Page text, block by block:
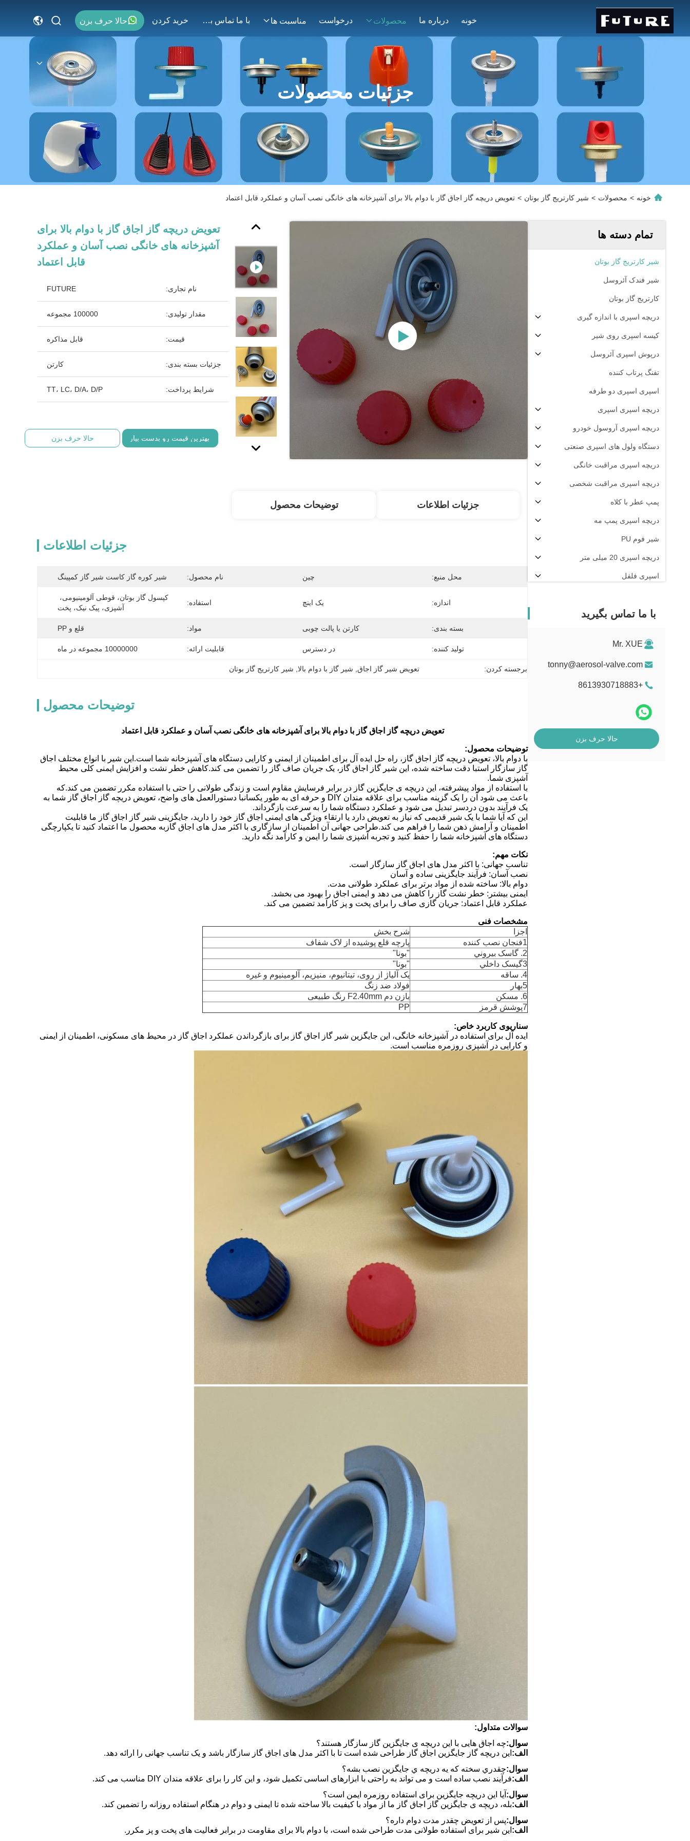
خونه درباره ما محصولات درخواست مناسبت ها با ما تماس بگیرید خريد كردن حالا حرف بزن
جزئیات محصولات
خونه > محصولات > شیر کارتریج گاز بوتان > تعویض دریچه گاز اجاق گاز با دوام بالا برای آشپزخانه های خانگی نصب آسان و عملکرد قابل اعتماد
تمام دسته ها
شیر کارتریج گاز بوتان
شیر فندک آئروسل
کارتریج گاز بوتان
دریچه اسپری با اندازه گیری
کیسه اسپری روی شیر
درپوش اسپری آئروسل
تفنگ پرتاب کننده
اسپری اسپری دو طرفه
دریچه اسپری اسپری
دریچه اسپری آروسول خودرو
دستگاه ولول های اسپری صنعتی
دریچه اسپری مراقبت خانگی
دریچه اسپری مراقبت شخصی
پمپ عطر با کلاه
دریچه اسپری پمپ مه
شیر فوم PU
دریچه اسپری 20 میلی متر
اسپری فلفل
با ما تماس بگیرید
Mr. XUE
tonny@aerosol-valve.com
+8613930718883
حالا حرف بزن
تعویض دریچه گاز اجاق گاز با دوام بالا برای
آشپزخانه های خانگی نصب آسان و عملکرد
قابل اعتماد
نام تجاری: FUTURE
مقدار تولیدی: 100000 مجموعه
قیمت: قابل مذاکره
جزئیات بسته بندی: کارتن
شرایط پرداخت: TT، LC، D/A، D/P
بهترین قیمت رو بدست بیار حالا حرف بزن
جزئیات اطلاعات توضیحات محصول
جزئیات اطلاعات
محل منبع: چین نام محصول: شیر کوره گاز کاست شیر ​​گاز کمپینگ
اندازه: یک اینچ استفاده:
آشپزی، پیک نیک، پخت
بسته بندی: کارتن یا پالت چوبی مواد: قلع و PP
تولید کننده: در دسترس قابلیت ارائه: 10000000 مجموعه در ماه
برجسته کردن: تعویض شیر گاز اجاق شیر گاز با دوام بالا شیر کارتریج گاز بوتان
توضیحات محصول
تعویض دریچه گاز اجاق گاز با دوام بالا برای آشپزخانه های خانگی نصب آسان و عملکرد قابل اعتماد
توضیحات محصول:
با دوام بالا، تعویض دریچه گاز اجاق گاز، راه حل ایده آل برای اطمینان از ایمنی و کارایی دستگاه های آشپزخانه شما است.این شیر با انواع مختلف اجاق
گاز سازگار استبا دقت ساخته شده، این شیر گاز اجاق گاز، یک جریان صاف گاز را تضمین می کند.کاهش خطر نشت و افزایش ایمنی کلی محیط
آشپزی شما.
با استفاده از مواد پیشرفته، این دریچه ی جایگزین گاز در برابر فرسایش مقاوم است و زندگی طولانی را حتی با استفاده مکرر تضمین می کند.که
باعث می شود آن را یک گزینه مناسب برای علاقه مندان DIY و حرفه ای به طور یکسانبا دستورالعمل های واضح، تعویض دریچه گاز اجاق گاز شما به
یک فرآیند بدون دردسر تبدیل می شود و عملکرد دستگاه شما را به سرعت بازگرداند.
این که آیا شما با یک شیر قدیمی که نیاز به تعویض دارد یا ارتقاء ویژگی های ایمنی اجاق گاز خود را دارید، جایگزینی شیر گاز اجاق گاز ما قابلیت
اطمینان و آرامش ذهن شما را فراهم می کند.طراحی جهانی آن اطمینان از سازگاری با اکثر مدل های اجاق گازبه محصول ما اعتماد کنید تا یکپارچگی
دستگاه های آشپزخانه شما را حفظ کنید و تجربه آشپزی شما را ایمن و کارآمد نگه دارید.
نکات مهم:
تناسب جهانی: با اکثر مدل های اجاق گاز سازگار است.
نصب آسان: فرآیند جایگزینی ساده و آسان
دوام بالا: ساخته شده از مواد برتر برای عملکرد طولانی مدت.
ایمنی بیشتر: خطر نشت گاز را کاهش می دهد و ایمنی اجاق را بهبود می بخشد.
عملکرد قابل اعتماد: جریان گازی صاف را برای پخت و پز کارآمد تضمین می کند.
مشخصات فنی
اجزا
شرح بخش
1فنجان نصب کننده
پارچه قلع پوشیده از لاک شفاف
2. گاسک بيروني
"بونا"
3گيسک داخلي
"بونا"
4. ساقه
یک آلیاژ از روی، تیتانیوم، منیزیم، آلومینیوم و غیره
5بهار
فولاد ضد زنگ
6. مسکن
بازن دم F2.40mm رنگ طبیعی
7پوشش قرمز
PP
سناریوی کاربرد خاص:
ایده آل برای استفاده در آشپزخانه خانگی، این جایگزین شیر گاز اجاق گاز برای بازگرداندن عملکرد اجاق گاز در محیط های مسکونی، اطمینان از ایمنی
و کارایی در آشپزی روزمره مناسب است.
سوالات متداول:
سوال:چه اجاق هایی با این دریچه ی جایگزین گاز سازگار هستند؟
الف: این دریچه گاز جایگزین اجاق گاز طراحی شده است تا با اکثر مدل های اجاق گاز سازگار باشد و یک تناسب جهانی را ارائه دهد.
سوال:چقدري سخته که يه دریچه ي جايگزين نصب بشه؟
الف:فرآیند نصب ساده است و می تواند به راحتی با ابزارهای اساسی تکمیل شود، و این کار را برای علاقه مندان DIY مناسب می کند.
سوال: آیا این دریچه جایگزین برای استفاده روزمره ایمن است؟
الف:بله، دریچه ی جایگزین گاز اجاق گاز ما از مواد با کیفیت بالا ساخته شده تا ایمنی و دوام در هنگام استفاده روزانه را تضمین کند.
سوال:پس از تعویض چقدر مدت دوام داره؟
الف: این شیر برای استفاده طولانی مدت طراحی شده است، با دوام بالا برای مقاومت در برابر فعالیت های پخت و پز مکرر.